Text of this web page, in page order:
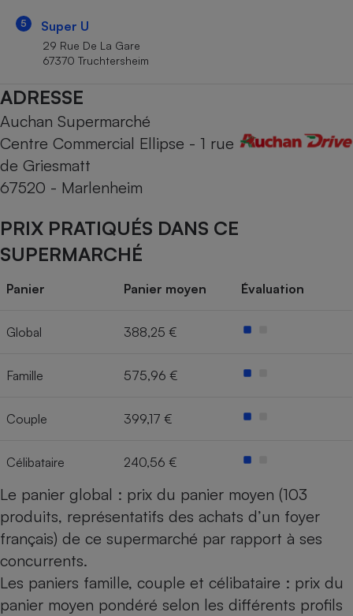
5 Super U
29 Rue De La Gare
67370 Truchtersheim
ADRESSE
Auchan Supermarché
Centre Commercial Ellipse - 1 rue
de Griesmatt
67520 - Marlenheim
PRIX PRATIQUÉS DANS CE
SUPERMARCHÉ
Panier Panier moyen Évaluation
Global 388,25 €
Famille 575,96 €
Couple 399,17 €
Célibataire 240,56 €
Le panier global : prix du panier moyen (103
produits, représentatifs des achats d’un foyer
français) de ce supermarché par rapport à ses
concurrents.
Les paniers famille, couple et célibataire : prix du
panier moyen pondéré selon les différents profils